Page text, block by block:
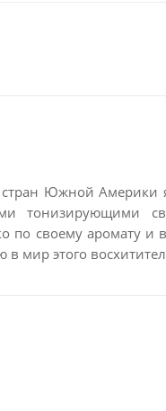
Южной Америки
тонизирующими
по своему аромату и
мир этого